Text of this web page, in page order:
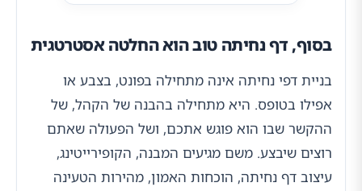
בסוף, דף נחיתה טוב הוא החלטה אסטרטגית
בניית דפי נחיתה אינה מתחילה בפונט, בצבע או
אפילו בטופס. היא מתחילה בהבנה של הקהל, של
ההקשר שבו הוא פוגש אתכם, ושל הפעולה שאתם
רוצים שיבצע. משם מגיעים המבנה, הקופירייטינג,
עיצוב דף נחיתה, הוכחות האמון, מהירות הטעינה